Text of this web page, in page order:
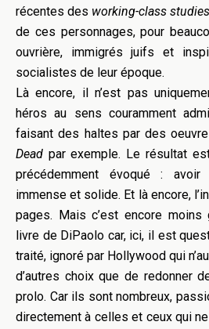
récentes des working-class
de ces personnages, pour
ouvrière, immigrés juifs et
socialistes de leur époque.
Là encore, il n’est pas
héros au sens couramment
faisant des haltes par des
Dead par exemple. Le résultat
précédemment évoqué : avoir
immense et solide. Et là encore,
pages. Mais c’est encore
livre de DiPaolo car, ici, il est
traité, ignoré par Hollywood qui
d’autres choix que de redonner
prolo. Car ils sont nombreux,
directement à celles et ceux qui